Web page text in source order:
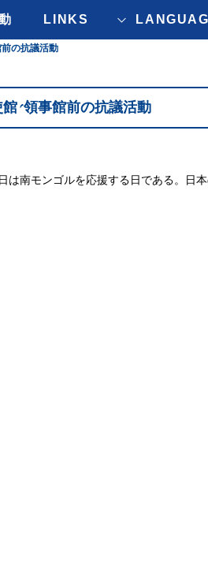
LINKS
前の抗議活動
、領事館前の抗議活動
は南モンゴルを応援する日である。日